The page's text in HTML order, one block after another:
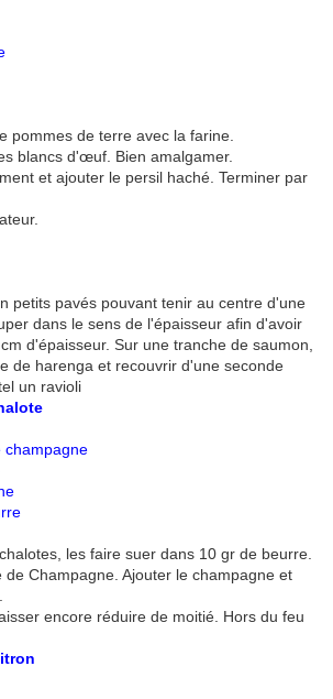
pommes de terre avec la farine.
blancs d'œuf. Bien amalgamer.
et ajouter le persil haché. Terminer par
petits pavés pouvant tenir au centre d'une
dans le sens de l'épaisseur afin d'avoir
d'épaisseur. Sur une tranche de saumon,
de harenga et recouvrir d'une seconde
un ravioli
champagne
les faire suer dans 10 gr de beurre.
de Champagne. Ajouter le champagne et
encore réduire de moitié. Hors du feu